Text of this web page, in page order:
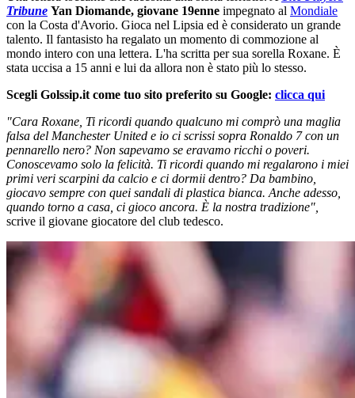
Tribune Yan Diomande, giovane 19enne impegnato al Mondiale
con la Costa d'Avorio. Gioca nel Lipsia ed è considerato un grande
talento. Il fantasisto ha regalato un momento di commozione al
mondo intero con una lettera. L'ha scritta per sua sorella Roxane. È
stata uccisa a 15 anni e lui da allora non è stato più lo stesso.
Scegli Golssip.it come tuo sito preferito su Google: clicca qui
"Cara Roxane, Ti ricordi quando qualcuno mi comprò una maglia
falsa del Manchester United e io ci scrissi sopra Ronaldo 7 con un
pennarello nero? Non sapevamo se eravamo ricchi o poveri.
Conoscevamo solo la felicità. Ti ricordi quando mi regalarono i miei
primi veri scarpini da calcio e ci dormii dentro? Da bambino,
giocavo sempre con quei sandali di plastica bianca. Anche adesso,
quando torno a casa, ci gioco ancora. È la nostra tradizione",
scrive il giovane giocatore del club tedesco.